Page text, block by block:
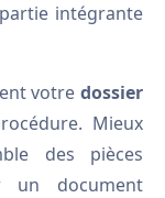
intégrante
votre dossier
Mieux
des pièces
un document